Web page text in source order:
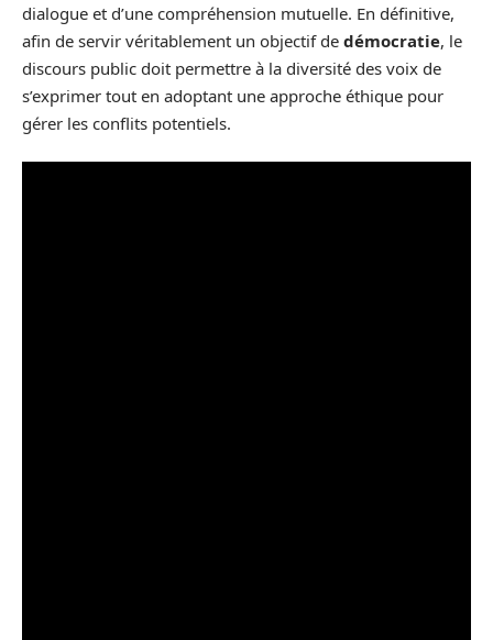
dialogue et d’une compréhension mutuelle. En définitive,
afin de servir véritablement un objectif de démocratie, le
discours public doit permettre à la diversité des voix de
s’exprimer tout en adoptant une approche éthique pour
gérer les conflits potentiels.